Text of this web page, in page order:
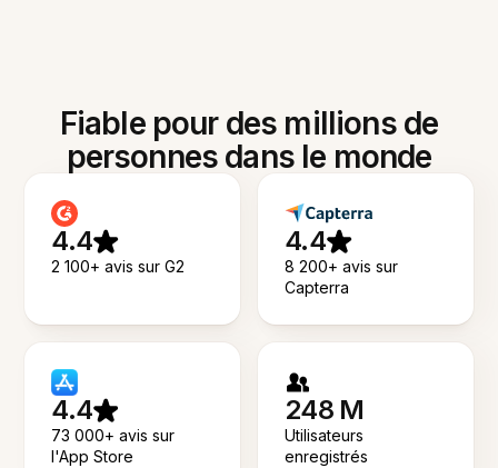
Fiable pour des millions de
personnes dans le monde
4.4
2 100+ avis sur G2
4.4
8 200+ avis sur
Capterra
4.4
73 000+ avis sur
l'App Store
248 M
Utilisateurs
enregistrés